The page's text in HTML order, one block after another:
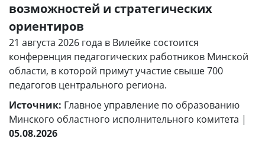
возможностей и стратегических
ориентиров
21 августа 2026 года в Вилейке состоится
конференция педагогических работников Минской
области, в которой примут участие свыше 700
педагогов центрального региона.
Источник: Главное управление по образованию
Минского областного исполнительного комитета |
05.08.2026